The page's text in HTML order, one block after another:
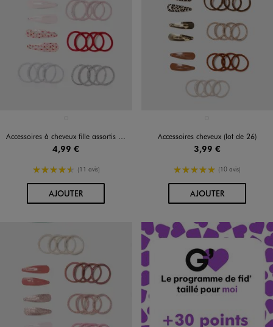
Accessoires à cheveux fille assortis (lot de 22)
4,99 €
4.5/5 de moyenne
(11 avis)
AJOUTERAU PANIER
Accessoires cheveux (lot de 26)
3,99 €
5/5 de moyenne
(10 avis)
AJOUTERAU PANIER